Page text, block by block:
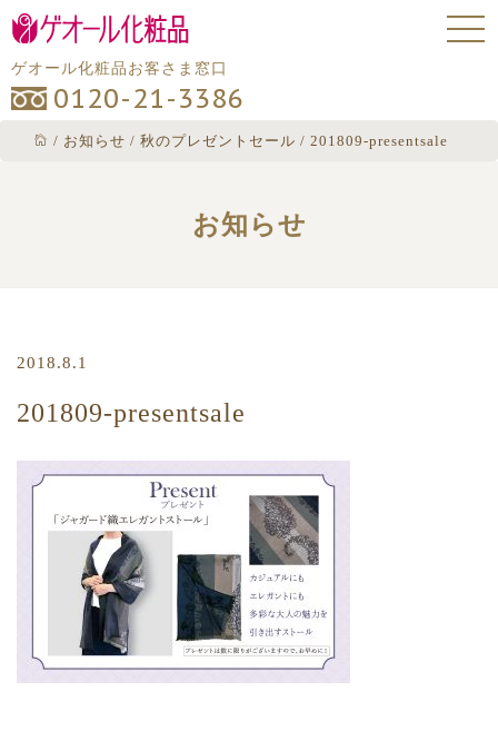
ゲオール化粧品お客さま窓口
0120-21-3386
/ お知らせ / 秋のプレゼントセール / 201809-presentsale
お知らせ
2018.8.1
201809-presentsale